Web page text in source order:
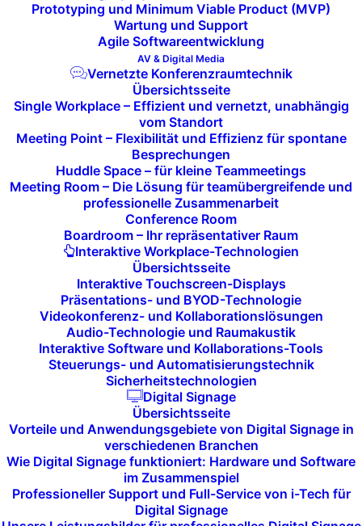
Prototyping und Minimum Viable Product (MVP)
Wartung und Support
Agile Softwareentwicklung
AV & Digital Media
Vernetzte Konferenzraumtechnik
Übersichtsseite
Single Workplace – Effizient und vernetzt, unabhängig
vom Standort
Meeting Point – Flexibilität und Effizienz für spontane
Besprechungen
Huddle Space – für kleine Teammeetings
Meeting Room – Die Lösung für teamübergreifende und
professionelle Zusammenarbeit
Conference Room
Boardroom – Ihr repräsentativer Raum
Interaktive Workplace-Technologien
Übersichtsseite
Interaktive Touchscreen-Displays
Präsentations- und BYOD-Technologie
Videokonferenz- und Kollaborationslösungen
Audio-Technologie und Raumakustik
Interaktive Software und Kollaborations-Tools
Steuerungs- und Automatisierungstechnik
Sicherheitstechnologien
Digital Signage
Übersichtsseite
Vorteile und Anwendungsgebiete von Digital Signage in
verschiedenen Branchen
Wie Digital Signage funktioniert: Hardware und Software
im Zusammenspiel
Professioneller Support und Full-Service von i-Tech für
Digital Signage
Thematische Leitlinien und
strategische Trends
Die übergreifenden Themen der Messe ließen sich in
mehrere strategische Leitlinien einordnen:
Plattformisierung statt Einzelprodukte
Viele Anbieter bewegen sich weg vom isolierten
Produkt hin zur Plattform. Displays, LED-Wände und
Signage-Systeme werden als Teil eines größeren,
softwaredefinierten Ökosystems positioniert. APIs,
Cloud-Anbindung, Geräte-Telemetrie und zentrales
Lifecycle-Management waren fast überall präsent.
Software- und Datenorientierung
CMS- und Management-Software war nicht mehr
„Begleitprodukt“, sondern Kernbestandteil vieler
Messestände. Datenintegration, Automatisierung, KI-
gestützte Inhaltsaussteuerung und regelbasierte
Content-Logik wurden als zentrale Mehrwerte
herausgestellt. Der Fokus verschiebt sich von
Anzeige zu Steuerung und Wirkungsmessung.